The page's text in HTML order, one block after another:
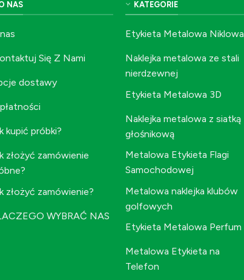
NAS
Się Z Nami
dostawy
kupić próbki?
złożyć zamówienie
złożyć zamówienie?
WYBRAĆ NAS
KATEGORIE
Etykieta Metalowa Niklowa
Naklejka metalowa ze stali
nierdzewnej
Etykieta Metalowa 3D
Naklejka metalowa z siatką
głośnikową
Metalowa Etykieta Flagi
Samochodowej
Metalowa naklejka klubów
golfowych
Etykieta Metalowa Perfum
Metalowa Etykieta na
Telefon